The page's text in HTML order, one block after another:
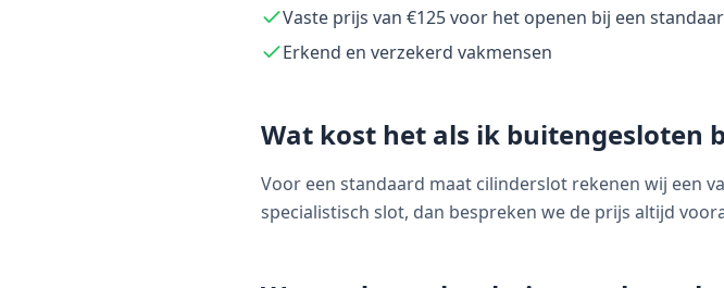
Vaste prijs van €125 voor het openen bij een
Erkend en verzekerd vakmensen
Wat kost het als ik buitengesloten
Voor een standaard maat cilinderslot rekenen wij een
specialistisch slot, dan bespreken we de prijs altijd